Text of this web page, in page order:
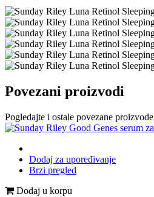
Povezani proizvodi
Pogledajte i ostale povezane proizvode
Dodaj za upoređivanje
Brzi pregled
Dodaj u korpu